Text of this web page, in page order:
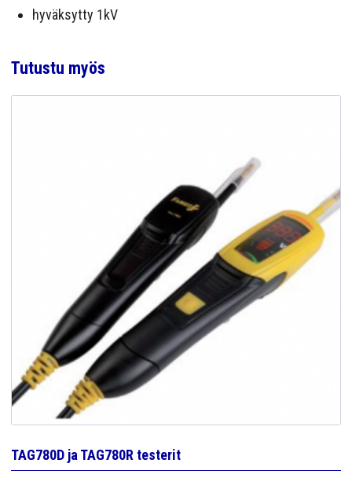
hyväksytty 1kV
Tutustu myös
TAG780D ja TAG780R testerit